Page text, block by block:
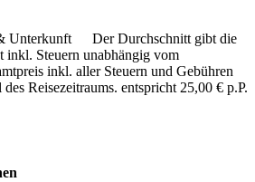
Unterkunft
Der Durchschnitt gibt die
inkl. Steuern unabhängig vom
inkl. aller Steuern und Gebühren
Reisezeitraums. entspricht 25,00 € p.P.